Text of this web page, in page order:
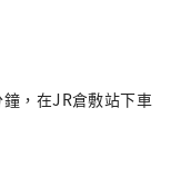
，在JR倉敷站下車